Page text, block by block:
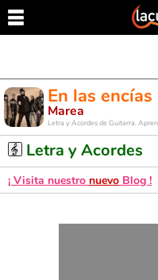
En las encías
Marea
Letra y Acordes de Guitarra.
Letra y Acordes
¡ Visita nuestro nuevo Blog !